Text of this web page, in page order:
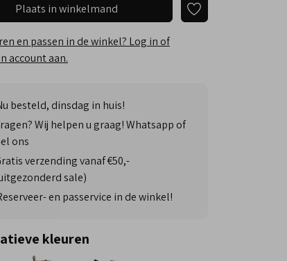
Plaats in winkelmand
en passen in de winkel? Log in of
account aan.
besteld, dinsdag in huis!
Wij helpen u graag! Whatsapp of
ons
verzending vanaf €50,-
sale)
en passervice in de winkel!
kleuren